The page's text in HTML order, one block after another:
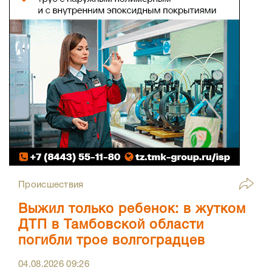
Происшествия
Выжил только ребенок: в жутком
ДТП в Тамбовской области
погибли трое волгоградцев
04.08.202609:26